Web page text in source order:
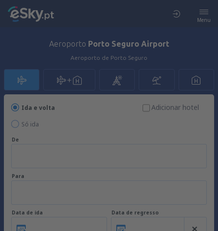
Menu
Aeroporto Porto Seguro Airport
Aeroporto de Porto Seguro
Ida e volta
Só ida
Adicionar hotel
De
Para
Data de ida Data de regresso